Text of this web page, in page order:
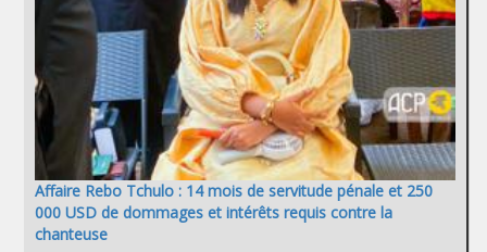
Affaire Rebo Tchulo : 14 mois de servitude pénale et 250
000 USD de dommages et intérêts requis contre la
chanteuse